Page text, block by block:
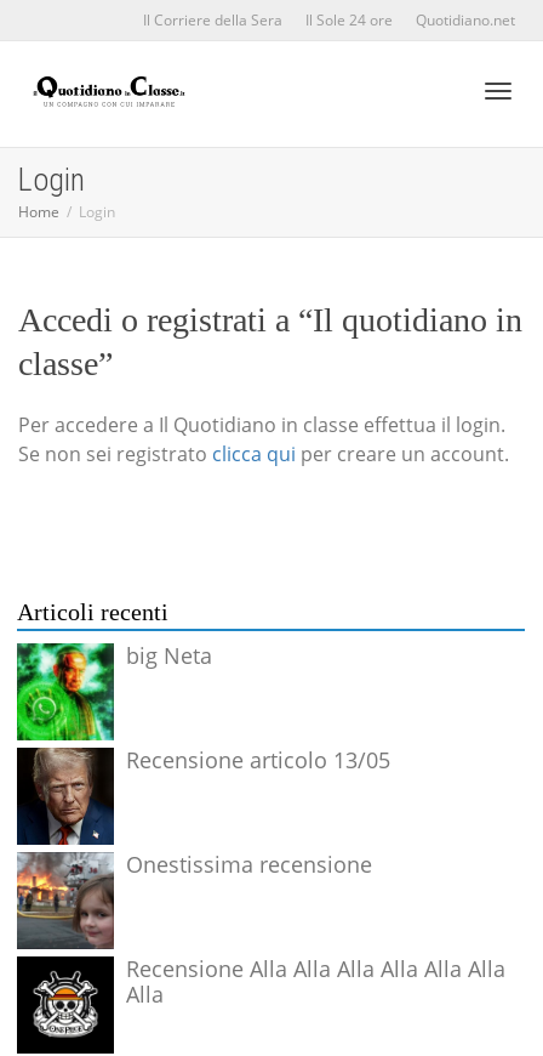
Il Corriere della Sera Il Sole 24 ore Quotidiano.net
Login
Home Login
Accedi o registrati a “Il quotidiano in
classe”
Per accedere a Il Quotidiano in classe effettua il login.
Se non sei registrato clicca qui per creare un account.
Articoli recenti
big Neta
Recensione articolo 13/05
Onestissima recensione
Recensione Alla Alla Alla Alla Alla Alla
Alla